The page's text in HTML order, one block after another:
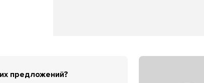
предложений?